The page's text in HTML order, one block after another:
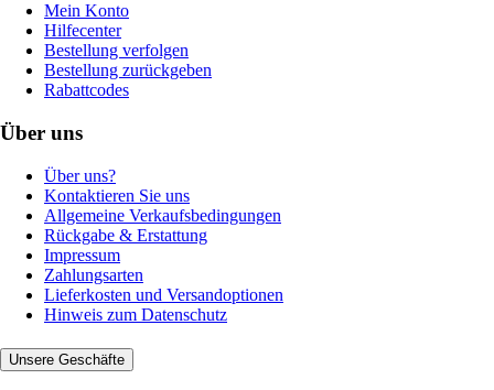
Mein Konto
Hilfecenter
Bestellung verfolgen
Bestellung zurückgeben
Rabattcodes
Über uns
Über uns?
Kontaktieren Sie uns
Allgemeine Verkaufsbedingungen
Rückgabe & Erstattung
Impressum
Zahlungsarten
Lieferkosten und Versandoptionen
Hinweis zum Datenschutz
Unsere Geschäfte